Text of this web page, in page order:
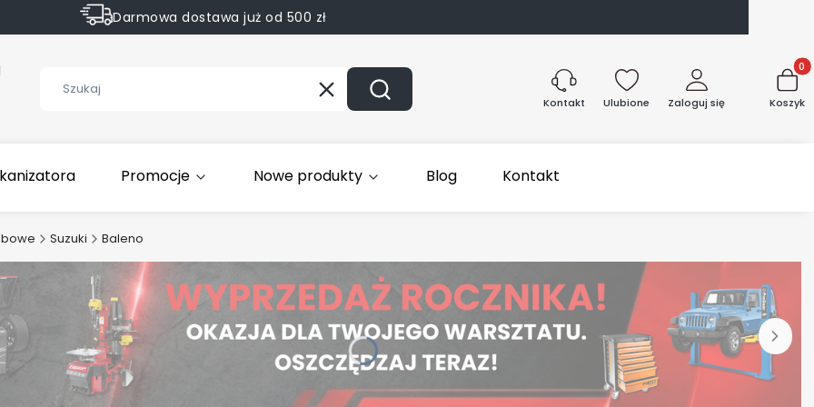
Darmowa dostawa już od 500 zł
WyczyśćSzukaj Kontakt Ulubione Zaloguj się Koszyk
Promocje Nowe produkty Blog Kontakt
Suzuki Baleno